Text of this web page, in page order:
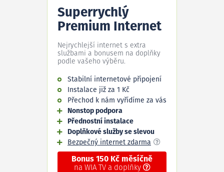
Superrychlý
Premium Internet
Nejrychlejší internet s extra
službami a bonusem na doplňky
podle vašeho výběru.
Stabilní internetové připojení
Instalace již za 1 Kč
Přechod k nám vyřídíme za vás
Nonstop podpora
Přednostní instalace
Doplňkové služby se slevou
Bezpečný internet zdarma
Bonus 150 Kč měsíčně
na WIA TV a doplňky